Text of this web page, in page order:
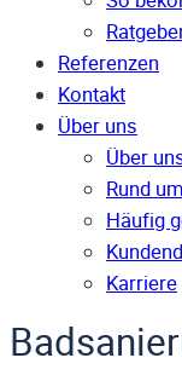
Referenzen
Kontakt
Über uns
Über
Rund
Häufig
Karriere